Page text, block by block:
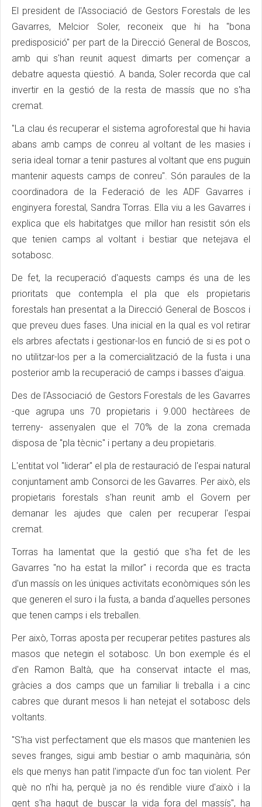
El president de l'Associació de Gestors Forestals de les
Gavarres, Melcior Soler, reconeix que hi ha "bona
predisposició" per part de la Direcció General de Boscos,
amb qui s'han reunit aquest dimarts per començar a
debatre aquesta qüestió. A banda, Soler recorda que cal
invertir en la gestió de la resta de massís que no s'ha
cremat.
"La clau és recuperar el sistema agroforestal que hi havia
abans amb camps de conreu al voltant de les masies i
seria ideal tornar a tenir pastures al voltant que ens puguin
mantenir aquests camps de conreu". Són paraules de la
coordinadora de la Federació de les ADF Gavarres i
enginyera forestal, Sandra Torras. Ella viu a les Gavarres i
explica que els habitatges que millor han resistit són els
que tenien camps al voltant i bestiar que netejava el
sotabosc.
De fet, la recuperació d'aquests camps és una de les
prioritats que contempla el pla que els propietaris
forestals han presentat a la Direcció General de Boscos i
que preveu dues fases. Una inicial en la qual es vol retirar
els arbres afectats i gestionar-los en funció de si es pot o
no utilitzar-los per a la comercialització de la fusta i una
posterior amb la recuperació de camps i basses d'aigua.
Des de l'Associació de Gestors Forestals de les Gavarres
-que agrupa uns 70 propietaris i 9.000 hectàrees de
terreny- assenyalen que el 70% de la zona cremada
disposa de "pla tècnic" i pertany a deu propietaris.
L'entitat vol "liderar" el pla de restauració de l'espai natural
conjuntament amb Consorci de les Gavarres. Per això, els
propietaris forestals s'han reunit amb el Govern per
demanar les ajudes que calen per recuperar l'espai
cremat.
Torras ha lamentat que la gestió que s'ha fet de les
Gavarres "no ha estat la millor" i recorda que es tracta
d'un massís on les úniques activitats econòmiques són les
que generen el suro i la fusta, a banda d'aquelles persones
que tenen camps i els treballen.
Per això, Torras aposta per recuperar petites pastures als
masos que netegin el sotabosc. Un bon exemple és el
d'en Ramon Baltà, que ha conservat intacte el mas,
gràcies a dos camps que un familiar li treballa i a cinc
cabres que durant mesos li han netejat el sotabosc dels
voltants.
"S'ha vist perfectament que els masos que mantenien les
seves franges, sigui amb bestiar o amb maquinària, són
els que menys han patit l'impacte d'un foc tan violent. Per
què no n'hi ha, perquè ja no és rendible viure d'això i la
gent s'ha hagut de buscar la vida fora del massís", ha